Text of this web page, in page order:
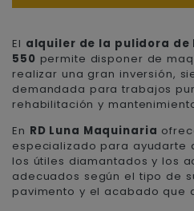
El alquiler de la pulidora de
550 permite disponer de
realizar una gran inversión,
demandada para trabajos
rehabilitación y
En RD Luna Maquinaria
especializado para ayudarte
los útiles diamantados y los
adecuados según el tipo de
pavimento y el acabado que